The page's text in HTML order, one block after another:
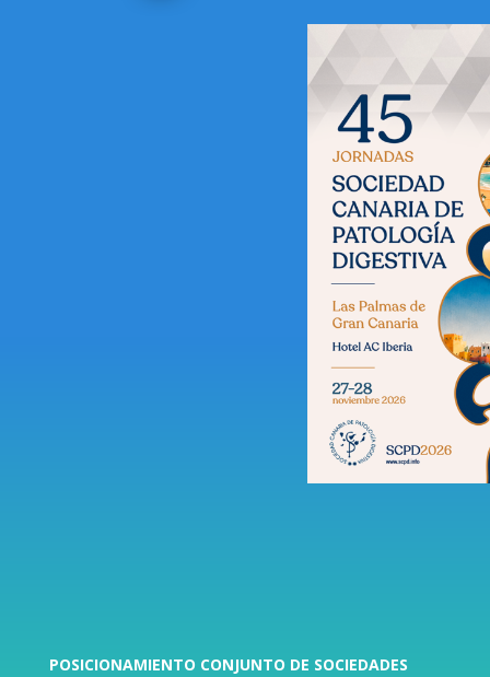
POSICIONAMIENTO CONJUNTO DE SOCIEDADES